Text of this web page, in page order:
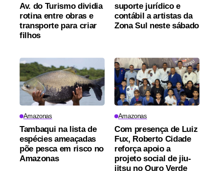
Av. do Turismo dividia
rotina entre obras e
transporte para criar
filhos
suporte jurídico e
contábil a artistas da
Zona Sul neste sábado
Amazonas
Tambaqui na lista de
espécies ameaçadas
põe pesca em risco no
Amazonas
Amazonas
Com presença de Luiz
Fux, Roberto Cidade
reforça apoio a
projeto social de jiu-
jitsu no Ouro Verde